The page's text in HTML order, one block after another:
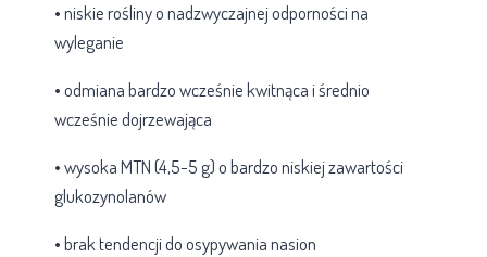
• niskie rośliny o nadzwyczajnej odporności na
wyleganie
• odmiana bardzo wcześnie kwitnąca i średnio
wcześnie dojrzewająca
• wysoka MTN (4,5-5 g) o bardzo niskiej zawartości
glukozynolanów
• brak tendencji do osypywania nasion